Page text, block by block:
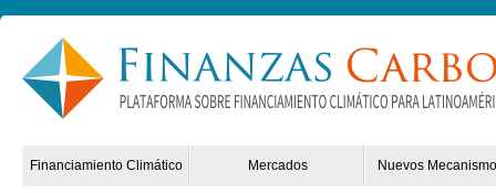
Financiamiento Climático Mercados Nuevos